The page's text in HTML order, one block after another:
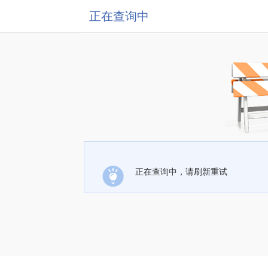
正在查询中
正在查询中，请刷新重试